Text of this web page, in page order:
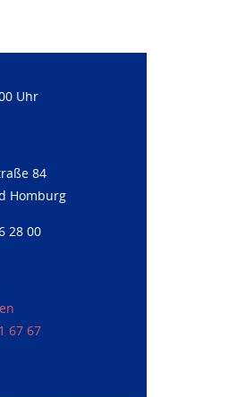
Uhr
84
Homburg
28 00
67 67